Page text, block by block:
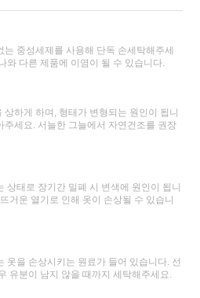
는 중성세제를 사용해 단독 손세탁해주세
와 다른 제품에 이염이 될 수 있습니다.
상하게 하며, 형태가 변형되는 원인이 됩니
주세요. 서늘한 그늘에서 자연건조를 권장
상태로 장기간 밀폐 시 변색에 원인이 됩니
거운 열기로 인해 옷이 손상될 수 있습니
옷을 손상시키는 원료가 들어 있습니다. 선
유분이 남지 않을 때까지 세탁해주세요.